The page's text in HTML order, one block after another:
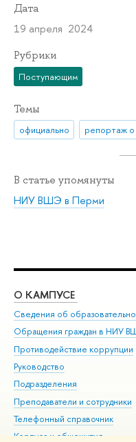
Дата
19 апреля 2024
Рубрики
Поступающим
Темы
официально репортаж
В статье упомянуты
НИУ ВШЭ в Перми
О КАМПУСЕ
Сведения об
Обращения граждан в НИУ
Противодействие коррупции
Руководство
Подразделения
Преподаватели и сотрудники
Телефонный справочник
Корпуса и общежития